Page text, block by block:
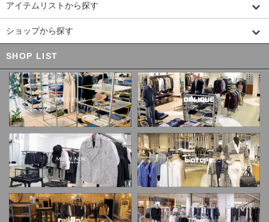
アイテムリストから探す
ショップから探す
SHOP LIST